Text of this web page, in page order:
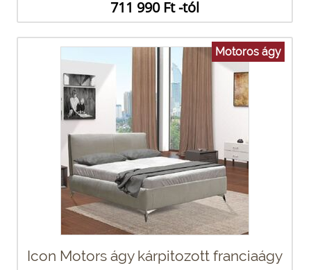
711 990 Ft -tól
Motoros ágy
Icon Motors ágy kárpitozott franciaágy